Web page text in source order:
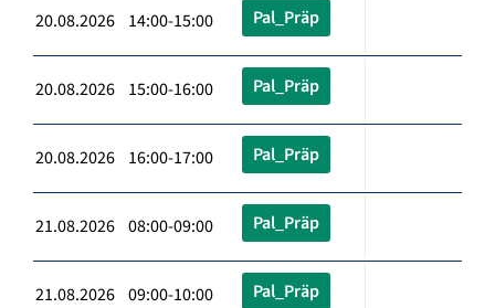
20.08.2026 14:00-15:00 Pal_Präp
20.08.2026 15:00-16:00 Pal_Präp
20.08.2026 16:00-17:00 Pal_Präp
21.08.2026 08:00-09:00 Pal_Präp
21.08.2026 09:00-10:00 Pal_Präp